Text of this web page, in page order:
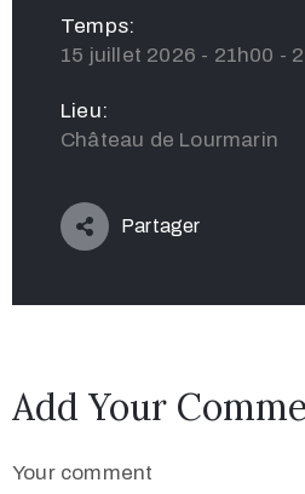
Temps:
15 juillet 2026 - 21h00 -
Lieu:
Château de Lourmarin
Partager
Add Your
Your comment